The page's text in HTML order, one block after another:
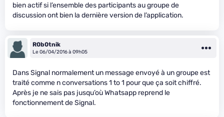
bien actif si l’ensemble des participants au groupe de
discussion ont bien la dernière version de l’application.
R0b0tnik
Le 06/04/2016 à 09h05
Dans Signal normalement un message envoyé à un groupe est
traité comme n conversations 1 to 1 pour que ça soit chiffré.
Après je ne sais pas jusqu’où Whatsapp reprend le
fonctionnement de Signal.